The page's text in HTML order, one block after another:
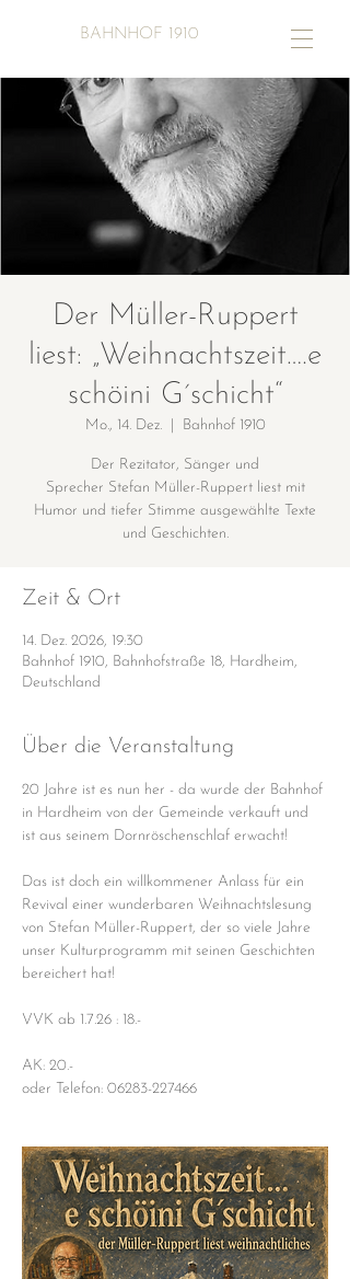
BAHNHOF 1910
Der Müller-Ruppert
liest: „Weihnachtszeit….e
schöini G´schicht“
Mo., 14. Dez.
  |
Bahnhof 1910
Der Rezitator, Sänger und
Sprecher Stefan Müller-Ruppert liest mit
Humor und tiefer Stimme ausgewählte Texte
und Geschichten.
Zeit & Ort
14. Dez. 2026, 19:30
Bahnhof 1910, Bahnhofstraße 18, Hardheim,
Deutschland
Über die Veranstaltung
20 Jahre ist es nun her - da wurde der Bahnhof
in Hardheim von der Gemeinde verkauft und
ist aus seinem Dornröschenschlaf erwacht!
Das ist doch ein willkommener Anlass für ein
Revival einer wunderbaren Weihnachtslesung
von Stefan Müller-Ruppert, der so viele Jahre
unser Kulturprogramm mit seinen Geschichten
bereichert hat!
VVK ab 1.7.26 : 18.-
AK: 20.-
oder Telefon: 06283-227466